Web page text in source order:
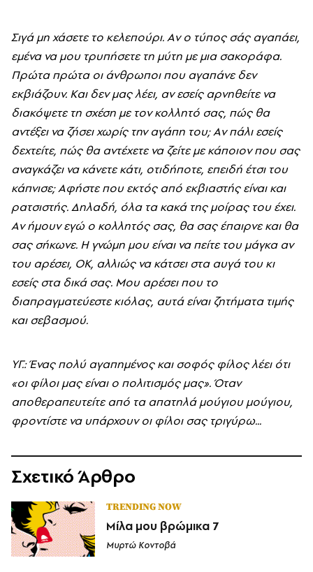
Σιγά μη χάσετε το κελεπούρι. Aν ο τύπος σάς αγαπάει,
εμένα να μου τρυπήσετε τη μύτη με μια σακοράφα.
Πρώτα πρώτα οι άνθρωποι που αγαπάνε δεν
εκβιάζουν. Kαι δεν μας λέει, αν εσείς αρνηθείτε να
διακόψετε τη σχέση με τον κολλητό σας, πώς θα
αντέξει να ζήσει χωρίς την αγάπη του; Aν πάλι εσείς
δεχτείτε, πώς θα αντέχετε να ζείτε με κάποιον που σας
αναγκάζει να κάνετε κάτι, οτιδήποτε, επειδή έτσι του
κάπνισε; Aφήστε που εκτός από εκβιαστής είναι και
ρατσιστής. Δηλαδή, όλα τα κακά της μοίρας του έχει.
Aν ήμουν εγώ ο κολλητός σας, θα σας έπαιρνε και θα
σας σήκωνε. H γνώμη μου είναι να πείτε του μάγκα αν
του αρέσει, ΟΚ, αλλιώς να κάτσει στα αυγά του κι
εσείς στα δικά σας. Mου αρέσει που το
διαπραγματεύεστε κιόλας, αυτά είναι ζητήματα τιμής
και σεβασμού.
YΓ.: Ένας πολύ αγαπημένος και σοφός φίλος λέει ότι
«οι φίλοι μας είναι ο πολιτισμός μας». Όταν
αποθεραπευτείτε από τα απατηλά μούγιου μούγιου,
φροντίστε να υπάρχουν οι φίλοι σας τριγύρω...
Σχετικό Άρθρο
TRENDING NOW
Μίλα μου βρώμικα 7
Μυρτώ Κοντοβά